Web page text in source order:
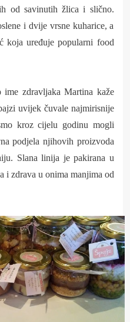
od savinutih žlica i slično.
i dvije vrsne kuharice, a
uređuje popularni food
ime zdravljaka Martina kaže
uvijek čuvale najmirisnije
kroz cijelu godinu mogli
podjela njihovih proizvoda
Slana linija je pakirana u
i zdrava u onima manjima od